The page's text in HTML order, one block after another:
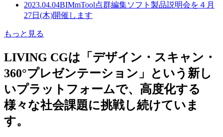
2023.04.04BIMmTool点群編集ソフト製品説明会を４月
27日(木)開催します
もっと見る
LIVING CGは「デザイン・スキャン・
360°プレゼンテーション」という新し
いプラットフォームで、高度化する
様々な社会課題に挑戦し続けていま
す。